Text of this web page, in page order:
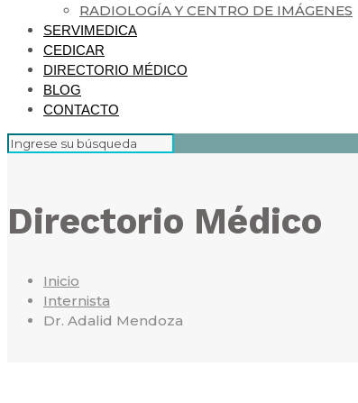
RADIOLOGÍA Y CENTRO DE IMÁGENES
SERVIMEDICA
CEDICAR
DIRECTORIO MÉDICO
BLOG
CONTACTO
Directorio Médico
Inicio
Internista
Dr. Adalid Mendoza